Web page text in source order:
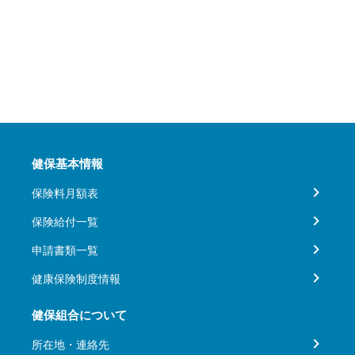
健保基本情報
保険料月額表
保険給付一覧
申請書類一覧
健康保険制度情報
健保組合について
所在地・連絡先